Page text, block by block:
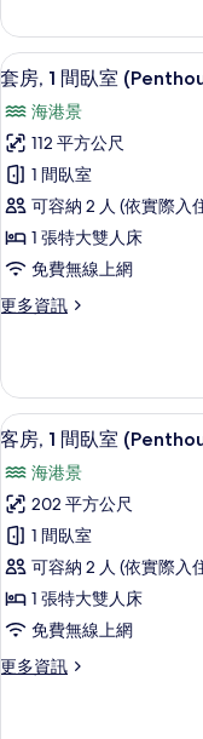
景
觀
的
所
有
相
片
1
間
臥
海
灣
景
觀
的
詳
情
顯
示
套
房,
間
臥
室
(Penthouse)
有
相
片
6
套房, 1 間臥室
海港景
112 平方公尺
1 間臥室
可容納 2 人 (依實際入
1 張特大雙人床
免費無線上網
更多資訊
更
1
間
臥
(Penthouse)
的
詳
情
顯
示
客
房,
間
臥
室
(Penthouse)
6
客房, 1 間臥室
海港景
202 平方公尺
1 間臥室
可容納 2 人 (依實際入
1 張特大雙人床
免費無線上網
更多資訊
更